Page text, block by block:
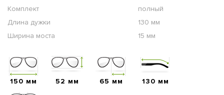
Комплект
полный
Длина дужки
130 мм
Ширина моста
15 мм
150 мм 52 мм 65 мм 130 мм